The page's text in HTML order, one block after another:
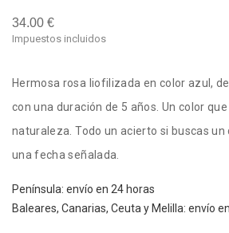
34.00 €
Impuestos incluidos
Hermosa rosa liofilizada en color azul,
con una duración de 5 años. Un color
naturaleza. Todo un acierto si buscas
una fecha señalada.
Península: envío en 24 horas
Baleares, Canarias, Ceuta y Melilla: envío